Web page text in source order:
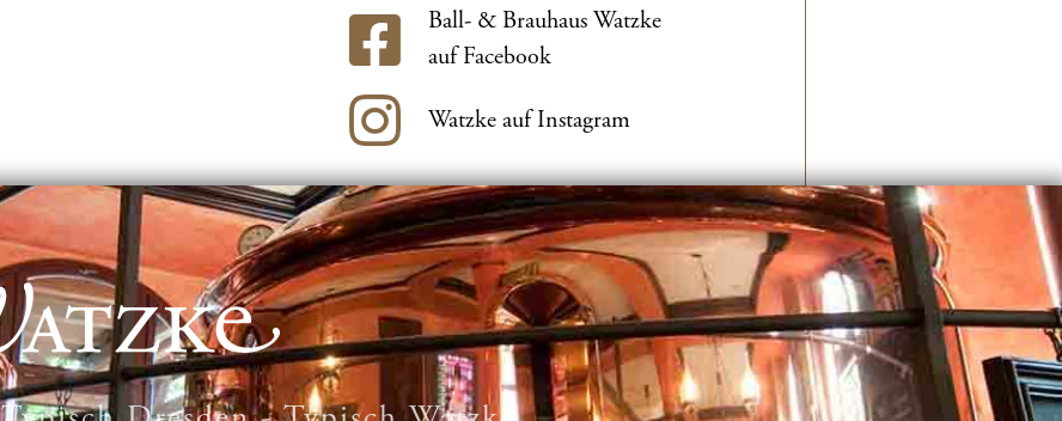
Ball- & Brauhaus Watzke
auf Facebook
Watzke auf Instagram